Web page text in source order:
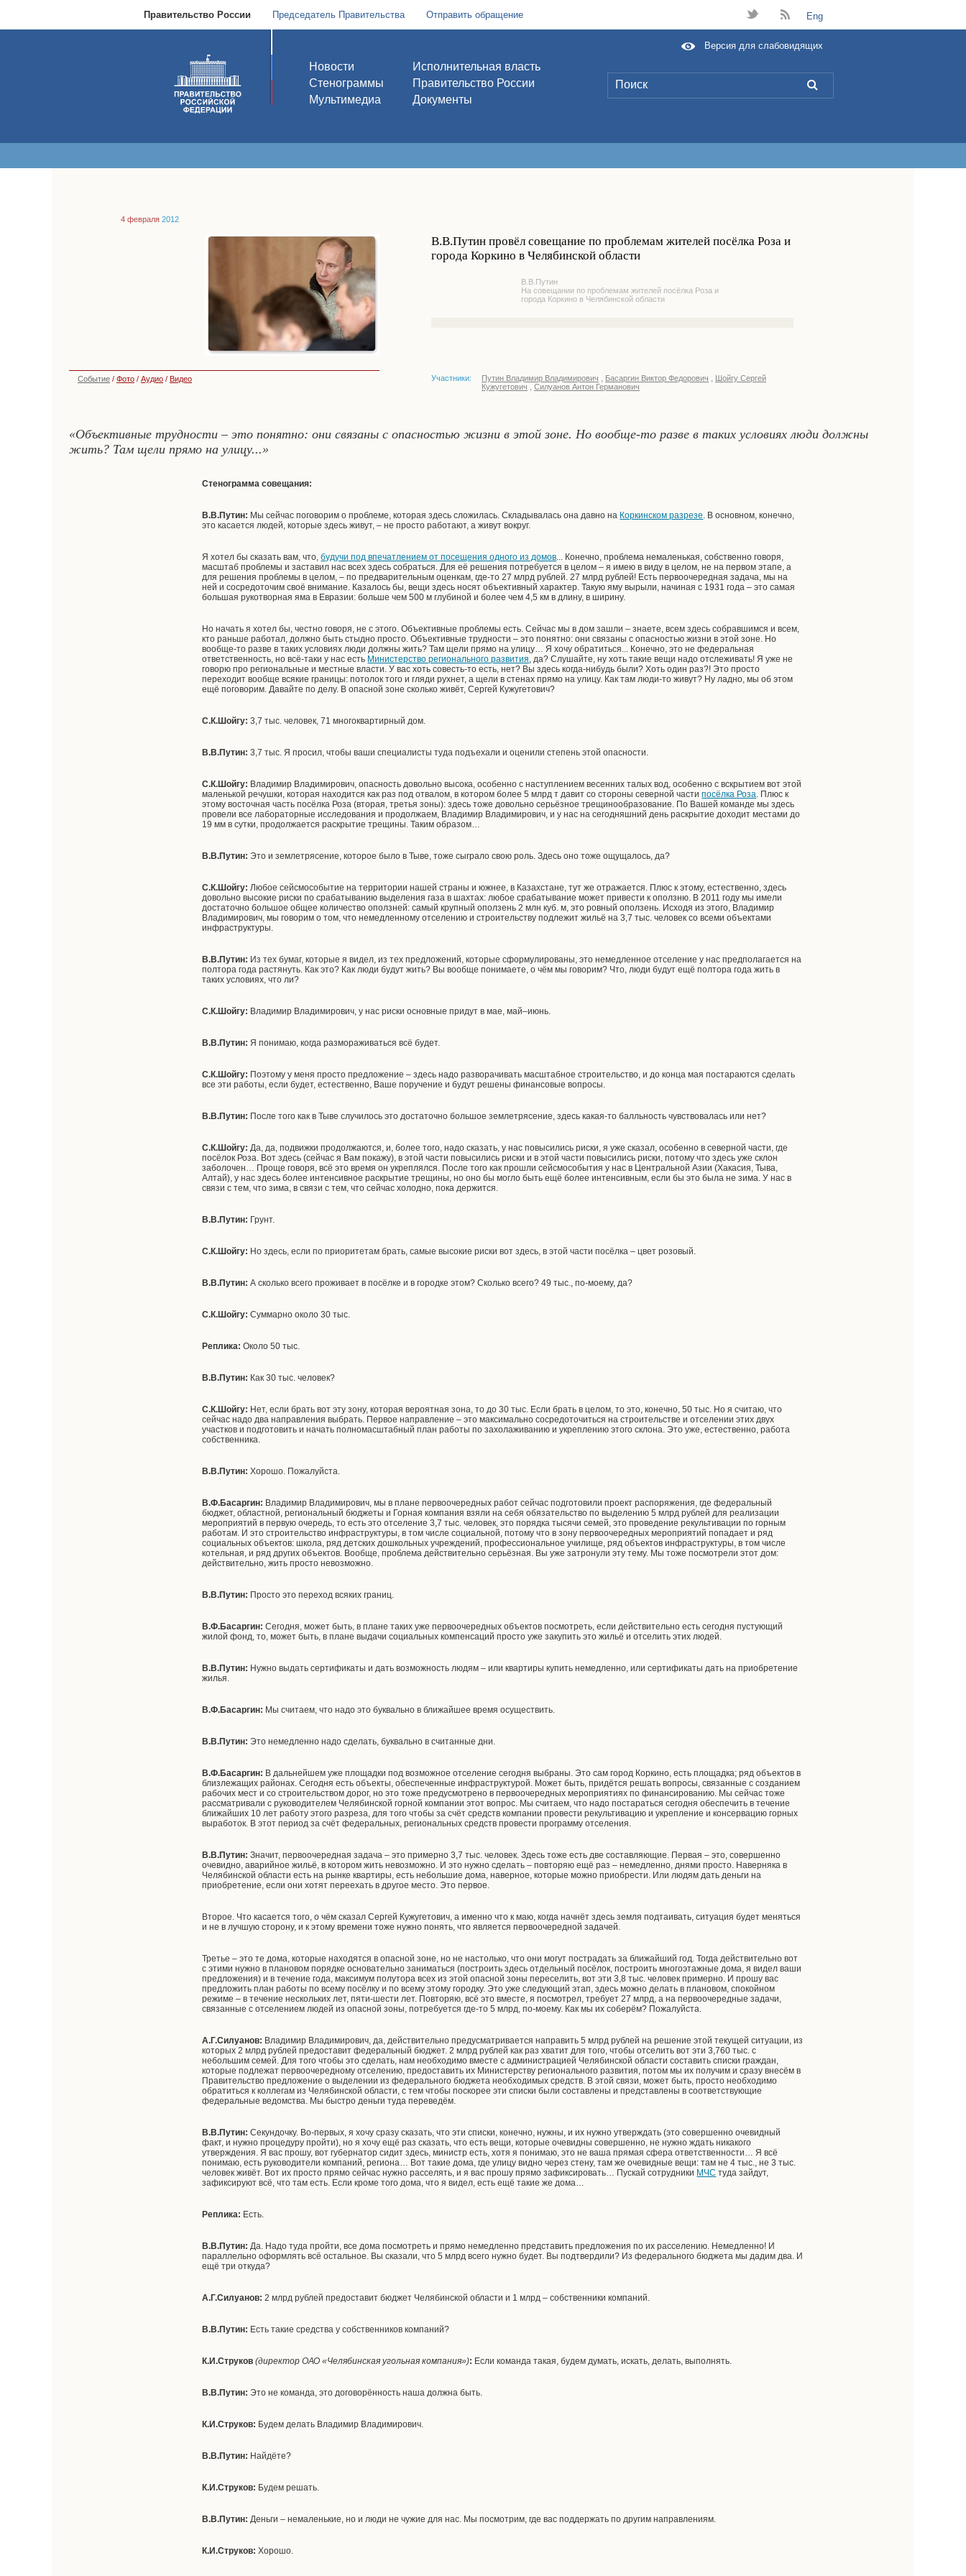
Правительство России Председатель Правительства Отправить обращение t B Eng
Новости
Стенограммы
Мультимедиа
Исполнительная власть
Правительство России
Документы
L
Версия для слабовидящих
4 февраля 2012
В.В.Путин провёл совещание по проблемам жителей посёлка Роза и
города Коркино в Челябинской области
В.В.Путин
На совещании по проблемам жителей посёлка Роза и
города Коркино в Челябинской области
Событие / Фото / Аудио / Видео Участники: Путин Владимир Владимирович Басаргин Виктор Федорович
Шойгу Сергей
Кужугетович
Силуанов Антон Германович
«Объективные трудности – это понятно: они связаны с опасностью жизни в этой зоне. Но вообще-то разве в таких условиях люди должны
жить? Там щели прямо на улицу...»
Стенограмма совещания:
В.В.Путин: Мы сейчас поговорим о проблеме, которая здесь сложилась. Складывалась она давно на Коркинском разрезе. В основном, конечно,
это касается людей, которые здесь живут, – не просто работают, а живут вокруг.
Я хотел бы сказать вам, что,будучи под впечатлением от посещения одного из домов... Конечно, проблема немаленькая, собственно говоря,
масштаб проблемы и заставил нас всех здесь собраться. Для её решения потребуется в целом – я имею в виду в целом, не на первом этапе, а
для решения проблемы в целом, – по предварительным оценкам, где-то 27 млрд рублей. 27 млрд рублей! Есть первоочередная задача, мы на
ней и сосредоточим своё внимание. Казалось бы, вещи здесь носят объективный характер. Такую яму вырыли, начиная с 1931 года – это самая
большая рукотворная яма в Евразии: больше чем 500 м глубиной и более чем 4,5 км в длину, в ширину.
Но начать я хотел бы, честно говоря, не с этого. Объективные проблемы есть. Сейчас мы в дом зашли – знаете, всем здесь собравшимся и всем,
кто раньше работал, должно быть стыдно просто. Объективные трудности – это понятно: они связаны с опасностью жизни в этой зоне. Но
вообще-то разве в таких условиях люди должны жить? Там щели прямо на улицу… Я хочу обратиться... Конечно, это не федеральная
ответственность, но всё-таки у нас есть Министерство регионального развития, да? Слушайте, ну хоть такие вещи надо отслеживать! Я уже не
говорю про региональные и местные власти. У вас хоть совесть-то есть, нет? Вы здесь когда-нибудь были? Хоть один раз?! Это просто
переходит вообще всякие границы: потолок того и гляди рухнет, а щели в стенах прямо на улицу. Как там люди-то живут? Ну ладно, мы об этом
ещё поговорим. Давайте по делу. В опасной зоне сколько живёт, Сергей Кужугетович?
С.К.Шойгу: 3,7 тыс. человек, 71 многоквартирный дом.
В.В.Путин:3,7 тыс. Я просил, чтобы ваши специалисты туда подъехали и оценили степень этой опасности.
С.К.Шойгу: Владимир Владимирович, опасность довольно высока, особенно с наступлением весенних талых вод, особенно с вскрытием вот этой
маленькой речушки, которая находится как раз под отвалом, в котором более 5 млрд т давит со стороны северной частипосёлка Роза. Плюс к
этому восточная часть посёлка Роза (вторая, третья зоны): здесь тоже довольно серьёзное трещинообразование. По Вашей команде мы здесь
провели все лабораторные исследования и продолжаем, Владимир Владимирович, и у нас на сегодняшний день раскрытие доходит местами до
19 мм в сутки, продолжается раскрытие трещины. Таким образом…
В.В.Путин:Это и землетрясение, которое было в Тыве, тоже сыграло свою роль. Здесь оно тоже ощущалось, да?
С.К.Шойгу: Любое сейсмособытие на территории нашей страны и южнее, в Казахстане, тут же отражается. Плюс к этому, естественно, здесь
довольно высокие риски по срабатыванию выделения газа в шахтах: любое срабатывание может привести к оползню. В 2011 году мы имели
достаточно большое общее количество оползней: самый крупный оползень 2 млн куб. м, это ровный оползень. Исходя из этого, Владимир
Владимирович, мы говорим о том, что немедленному отселению и строительству подлежит жильё на 3,7 тыс. человек со всеми объектами
инфраструктуры.
В.В.Путин: Из тех бумаг, которые я видел, из тех предложений, которые сформулированы, это немедленное отселение у нас предполагается на
полтора года растянуть. Как это? Как люди будут жить? Вы вообще понимаете, о чём мы говорим? Что, люди будут ещё полтора года жить в
таких условиях, что ли?
С.К.Шойгу: Владимир Владимирович, у нас риски основные придут в мае, май–июнь.
В.В.Путин:Я понимаю, когда размораживаться всё будет.
С.К.Шойгу: Поэтому у меня просто предложение – здесь надо разворачивать масштабное строительство, и до конца мая постараются сделать
все эти работы, если будет, естественно, Ваше поручение и будут решены финансовые вопросы.
В.В.Путин: После того как в Тыве случилось это достаточно большое землетрясение, здесь какая-то балльность чувствовалась или нет?
С.К.Шойгу: Да, да, подвижки продолжаются, и, более того, надо сказать, у нас повысились риски, я уже сказал, особенно в северной части, где
посёлок Роза. Вот здесь (сейчас я Вам покажу), в этой части повысились риски и в этой части повысились риски, потому что здесь уже склон
заболочен… Проще говоря, всё это время он укреплялся. После того как прошли сейсмособытия у нас в Центральной Азии (Хакасия, Тыва,
Алтай), у нас здесь более интенсивное раскрытие трещины, но оно бы могло быть ещё более интенсивным, если бы это была не зима. У нас в
связи с тем, что зима, в связи с тем, что сейчас холодно, пока держится.
В.В.Путин: Грунт.
С.К.Шойгу: Но здесь, если по приоритетам брать, самые высокие риски вот здесь, в этой части посёлка – цвет розовый.
В.В.Путин:А сколько всего проживает в посёлке и в городке этом? Сколько всего? 49 тыс., по-моему, да?
С.К.Шойгу:Суммарно около 30 тыс.
Реплика: Около 50 тыс.
В.В.Путин: Как 30 тыс. человек?
С.К.Шойгу: Нет, если брать вот эту зону, которая вероятная зона, то до 30 тыс. Если брать в целом, то это, конечно, 50 тыс. Но я считаю, что
сейчас надо два направления выбрать. Первое направление – это максимально сосредоточиться на строительстве и отселении этих двух
участков и подготовить и начать полномасштабный план работы по захолаживанию и укреплению этого склона. Это уже, естественно, работа
собственника.
В.В.Путин: Хорошо. Пожалуйста.
В.Ф.Басаргин: Владимир Владимирович, мы в плане первоочередных работ сейчас подготовили проект распоряжения, где федеральный
бюджет, областной, региональный бюджеты и Горная компания взяли на себя обязательство по выделению 5 млрд рублей для реализации
мероприятий в первую очередь, то есть это отселение 3,7 тыс. человек, это порядка тысячи семей, это проведение рекультивации по горным
работам. И это строительство инфраструктуры, в том числе социальной, потому что в зону первоочередных мероприятий попадает и ряд
социальных объектов: школа, ряд детских дошкольных учреждений, профессиональное училище, ряд объектов инфраструктуры, в том числе
котельная, и ряд других объектов. Вообще, проблема действительно серьёзная. Вы уже затронули эту тему. Мы тоже посмотрели этот дом:
действительно, жить просто невозможно.
В.В.Путин: Просто это переход всяких границ.
В.Ф.Басаргин: Сегодня, может быть, в плане таких уже первоочередных объектов посмотреть, если действительно есть сегодня пустующий
жилой фонд, то, может быть, в плане выдачи социальных компенсаций просто уже закупить это жильё и отселить этих людей.
В.В.Путин: Нужно выдать сертификаты и дать возможность людям – или квартиры купить немедленно, или сертификаты дать на приобретение
жилья.
В.Ф.Басаргин: Мы считаем, что надо это буквально в ближайшее время осуществить.
В.В.Путин: Это немедленно надо сделать, буквально в считанные дни.
В.Ф.Басаргин: В дальнейшем уже площадки под возможное отселение сегодня выбраны. Это сам город Коркино, есть площадка; ряд объектов в
близлежащих районах. Сегодня есть объекты, обеспеченные инфраструктурой. Может быть, придётся решать вопросы, связанные с созданием
рабочих мест и со строительством дорог, но это тоже предусмотрено в первоочередных мероприятиях по финансированию. Мы сейчас тоже
рассматривали с руководителем Челябинской горной компании этот вопрос. Мы считаем, что надо постараться сегодня обеспечить в течение
ближайших 10 лет работу этого разреза, для того чтобы за счёт средств компании провести рекультивацию и укрепление и консервацию горных
выработок. В этот период за счёт федеральных, региональных средств провести программу отселения.
В.В.Путин: Значит, первоочередная задача – это примерно 3,7 тыс. человек. Здесь тоже есть две составляющие. Первая – это, совершенно
очевидно, аварийное жильё, в котором жить невозможно. И это нужно сделать – повторяю ещё раз – немедленно, днями просто. Наверняка в
Челябинской области есть на рынке квартиры, есть небольшие дома, наверное, которые можно приобрести. Или людям дать деньги на
приобретение, если они хотят переехать в другое место. Это первое.
Второе. Что касается того, о чём сказал Сергей Кужугетович, а именно что к маю, когда начнёт здесь земля подтаивать, ситуация будет меняться
и не в лучшую сторону, и к этому времени тоже нужно понять, что является первоочередной задачей.
Третье – это те дома, которые находятся в опасной зоне, но не настолько, что они могут пострадать за ближайший год. Тогда действительно вот
с этими нужно в плановом порядке основательно заниматься (построить здесь отдельный посёлок, построить многоэтажные дома, я видел ваши
предложения) и в течение года, максимум полутора всех из этой опасной зоны переселить, вот эти 3,8 тыс. человек примерно. И прошу вас
предложить план работы по всему посёлку и по всему этому городку. Это уже следующий этап, здесь можно делать в плановом, спокойном
режиме – в течение нескольких лет, пяти-шести лет. Повторяю, всё это вместе, я посмотрел, требует 27 млрд, а на первоочередные задачи,
связанные с отселением людей из опасной зоны, потребуется где-то 5 млрд, по-моему. Как мы их соберём? Пожалуйста.
А.Г.Силуанов: Владимир Владимирович, да, действительно предусматривается направить 5 млрд рублей на решение этой текущей ситуации, из
которых 2 млрд рублей предоставит федеральный бюджет. 2 млрд рублей как раз хватит для того, чтобы отселить вот эти 3,760 тыс. с
небольшим семей. Для того чтобы это сделать, нам необходимо вместе с администрацией Челябинской области составить списки граждан,
которые подлежат первоочередному отселению, предоставить их Министерству регионального развития, потом мы их получим и сразу внесём в
Правительство предложение о выделении из федерального бюджета необходимых средств. В этой связи, может быть, просто необходимо
обратиться к коллегам из Челябинской области, с тем чтобы поскорее эти списки были составлены и представлены в соответствующие
федеральные ведомства. Мы быстро деньги туда переведём.
В.В.Путин: Секундочку. Во-первых, я хочу сразу сказать, что эти списки, конечно, нужны, и их нужно утверждать (это совершенно очевидный
факт, и нужно процедуру пройти), но я хочу ещё раз сказать, что есть вещи, которые очевидны совершенно, не нужно ждать никакого
утверждения. Я вас прошу, вот губернатор сидит здесь, министр есть, хотя я понимаю, это не ваша прямая сфера ответственности… Я всё
понимаю, есть руководители компаний, региона… Вот такие дома, где улицу видно через стену, там же очевидные вещи: там не 4 тыс., не 3 тыс.
человек живёт. Вот их просто прямо сейчас нужно расселять, и я вас прошу прямо зафиксировать… Пускай сотрудники МЧС туда зайдут,
зафиксируют всё, что там есть. Если кроме того дома, что я видел, есть ещё такие же дома…
Реплика: Есть.
В.В.Путин:Да. Надо туда пройти, все дома посмотреть и прямо немедленно представить предложения по их расселению. Немедленно! И
параллельно оформлять всё остальное. Вы сказали, что 5 млрд всего нужно будет. Вы подтвердили? Из федерального бюджета мы дадим два. И
ещё три откуда?
А.Г.Силуанов: 2 млрд рублей предоставит бюджет Челябинской области и 1 млрд – собственники компаний.
В.В.Путин: Есть такие средства у собственников компаний?
К.И.Струков(директор ОАО «Челябинская угольная компания»): Если команда такая, будем думать, искать, делать, выполнять.
В.В.Путин:Это не команда, это договорённость наша должна быть.
К.И.Струков: Будем делать Владимир Владимирович.
В.В.Путин: Найдёте?
К.И.Струков: Будем решать.
В.В.Путин:Деньги – немаленькие, но и люди не чужие для нас. Мы посмотрим, где вас поддержать по другим направлениям.
К.И.Струков: Хорошо.